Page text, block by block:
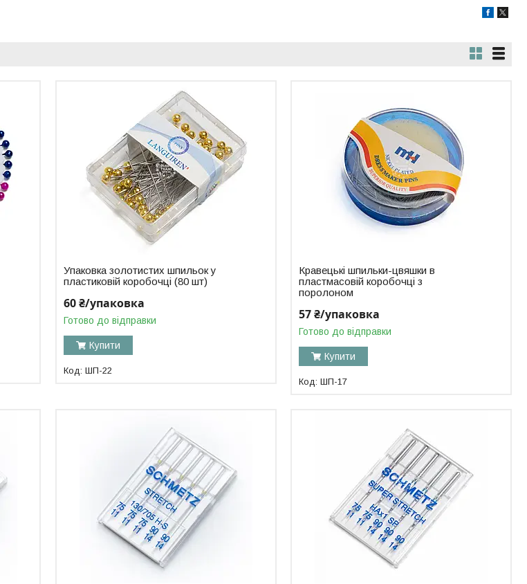
Упаковка золотистих шпильок у
пластиковій коробочці (80 шт)
60 ₴/упаковка
Готово до відправки
Купити
ШП-22
Кравецькі шпильки-цвяшки в
пластмасовій коробочці з
поролоном
57 ₴/упаковка
Готово до відправки
Купити
ШП-17